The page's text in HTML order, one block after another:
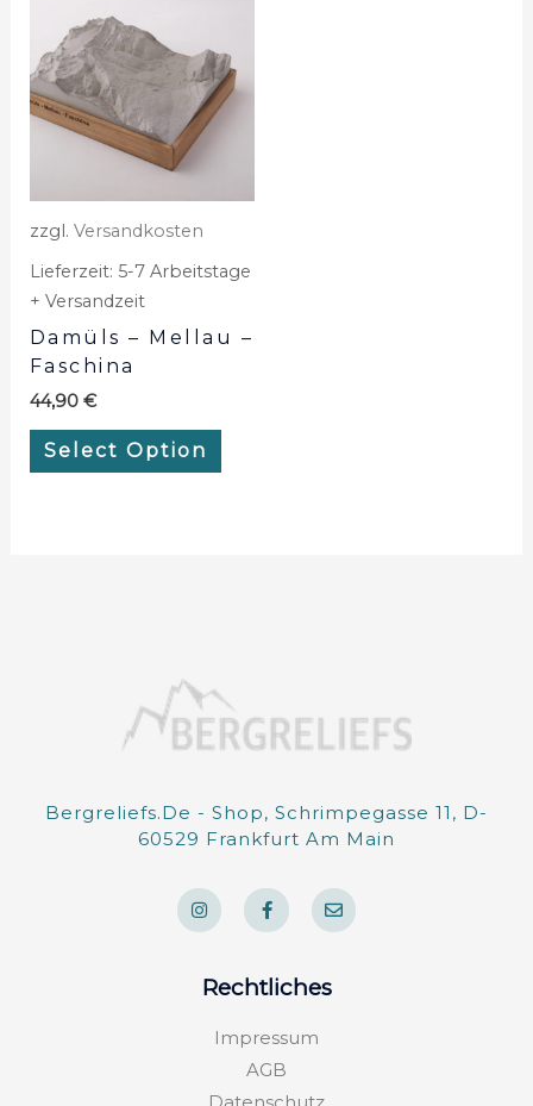
zzgl. Versandkosten
Lieferzeit: 5-7 Arbeitstage
+ Versandzeit
Damüls – Mellau –
Faschina
44,90 €
Select Option
Bergreliefs.de - Shop, Schrimpegasse 11, D-
60529 Frankfurt Am Main
I
n
s
t
r
F
a
c
e
o
o
f
E
n
v
e
Rechtliches
Impressum
AGB